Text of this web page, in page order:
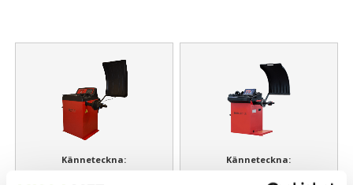
Känneteckna: Känneteckna: